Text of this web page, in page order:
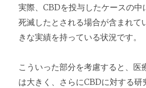
実際、CBDを投与したケースの中
死滅したとされる場合が含まれて
きな実績を持っている状況です。
こういった部分を考慮すると、医
は大きく、さらにCBDに対する研